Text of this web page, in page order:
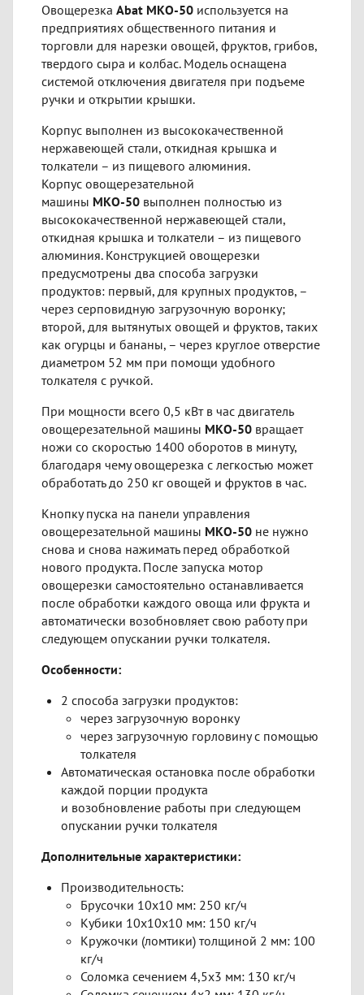
Овощерезка Abat МКО-50 используется на
предприятиях общественного питания и
торговли для нарезки овощей, фруктов, грибов,
твердого сыра и колбас. Модель оснащена
системой отключения двигателя при подъеме
ручки и открытии крышки.
Корпус выполнен из высококачественной
нержавеющей стали, откидная крышка и
толкатели – из пищевого алюминия.
Корпус овощерезательной
машины МКО-50 выполнен полностью из
высококачественной нержавеющей стали,
откидная крышка и толкатели – из пищевого
алюминия. Конструкцией овощерезки
предусмотрены два способа загрузки
продуктов: первый, для крупных продуктов, –
через серповидную загрузочную воронку;
второй, для вытянутых овощей и фруктов, таких
как огурцы и бананы, – через круглое отверстие
диаметром 52 мм при помощи удобного
толкателя с ручкой.
При мощности всего 0,5 кВт в час двигатель
овощерезательной машины МКО-50 вращает
ножи со скоростью 1400 оборотов в минуту,
благодаря чему овощерезка с легкостью может
обработать до 250 кг овощей и фруктов в час.
Кнопку пуска на панели управления
овощерезательной машины МКО-50 не нужно
снова и снова нажимать перед обработкой
нового продукта. После запуска мотор
овощерезки самостоятельно останавливается
после обработки каждого овоща или фрукта и
автоматически возобновляет свою работу при
следующем опускании ручки толкателя.
Особенности:
2 способа загрузки продуктов:
через загрузочную воронку
через загрузочную горловину с помощью
толкателя
Автоматическая остановка после обработки
каждой порции продукта
и возобновление работы при следующем
опускании ручки толкателя
Дополнительные характеристики:
Производительность:
Брусочки 10х10 мм: 250 кг/ч
Кубики 10х10х10 мм: 150 кг/ч
Кружочки (ломтики) толщиной 2 мм: 100
кг/ч
Соломка сечением 4,5х3 мм: 130 кг/ч